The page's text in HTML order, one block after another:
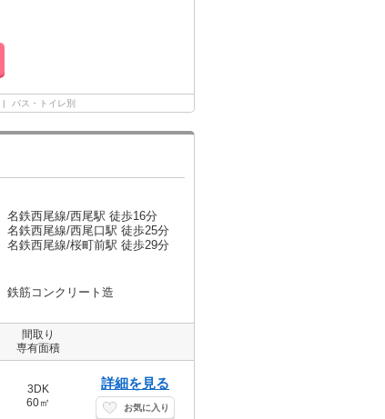
バス・トイレ別
名鉄西尾線/西尾駅 徒歩16分
名鉄西尾線/西尾口駅 徒歩25分
名鉄西尾線/桜町前駅 徒歩29分
鉄筋コンクリート造
間取り
専有面積
3DK
60㎡
詳細を見る
お気に入り